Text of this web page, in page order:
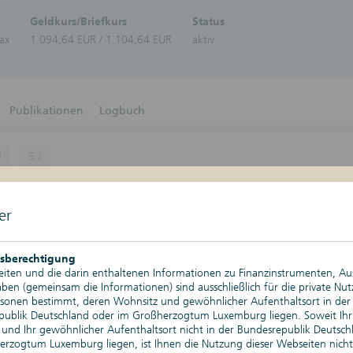
und die darin enthaltenen Informationen zu Finanzinstrumenten,
(gemeinsam die Informationen) sind ausschließlich für die private
bestimmt, deren Wohnsitz und gewöhnlicher Aufenthaltsort in der
Deutschland oder im Großherzogtum Luxemburg liegen. Soweit Ihr
Ihr gewöhnlicher Aufenthaltsort nicht in der Bundesrepublik
Luxemburg liegen, ist Ihnen die Nutzung dieser Webseiten nicht
Geldkurs/Briefkurs
1.094,64 EUR / 1.104,64 EUR
Status
aktiv
Publikationen Logbuch
5 J
Kurswerte07.08.2026, 17:29 Uhr
Änderung relativ
Tageshoch
Tagestief
Historischer Höchststand